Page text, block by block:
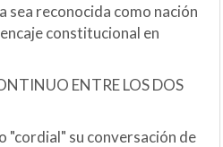
sea reconocida como nación
constitucional en
ENTRE LOS DOS
"cordial" su conversación de